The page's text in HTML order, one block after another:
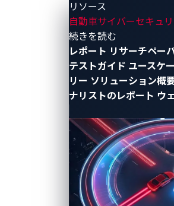
リソース
自動車サイバーセキュリ
続きを読む
レポート リサーチペー
テストガイド ユースケ
リー ソリューション概
ナリストのレポート ウ
画像1. 自動車CTF 2024における
教育者はRAMNをECU通信と診断の